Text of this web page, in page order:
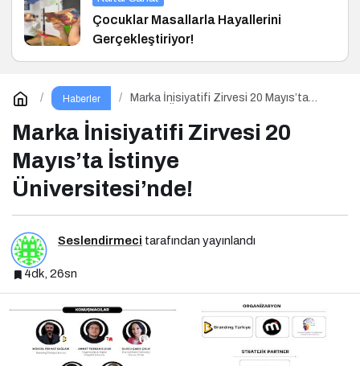
Çocuklar Masallarla Hayallerini
Gerçekleştiriyor!
Haberler
Marka İnisiyatifi Zirvesi 20 Mayıs’ta
Marka İnisiyatifi Zirvesi 20
Mayıs’ta İstinye
Üniversitesi’nde!
Seslendirmeci tarafından yayınlandı
4dk, 26sn